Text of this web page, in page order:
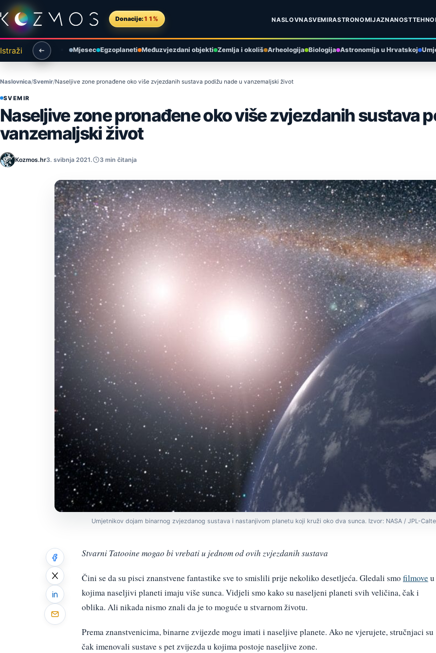
Preskoči na sadržaj
Donacije: 11% NASLOVNASVEMIRASTRONOMIJAZNANOST
Istraži Mjesec Egzoplaneti Međuzvjezdani objekti Zemlja i okoliš Arheologija Biologija Astronomija u Hrvatskoj
Naslovnica Svemir Naseljive zone pronađene oko više zvjezdanih sustava podižu nade u vanzemaljski život
SVEMIR
Naseljive zone pronađene oko više zvjezdanih sustava
vanzemaljski život
Kozmos.hr3. svibnja 2021. 3 min čitanja
Umjetnikov dojam binarnog zvjezdanog sustava i nastanjivom planetu koji kruži oko dva sunca. Izvor: NASA / JPL-
Stvarni Tatooine mogao bi vrebati u jednom od ovih zvjezdanih sustava
Čini se da su pisci znanstvene fantastike sve to smislili prije nekoliko desetljeća. Gledali smo filmoveu
kojima naseljivi planeti imaju više sunca. Vidjeli smo kako su naseljeni planeti svih veličina, čak i
oblika. Ali nikada nismo znali da je to moguće u stvarnom životu.
Prema znanstvenicima, binarne zvijezde mogu imati i naseljive planete. Ako ne vjerujete, stručnjaci su
čak imenovali sustave s pet zvijezda u kojima postoje naseljive zone.